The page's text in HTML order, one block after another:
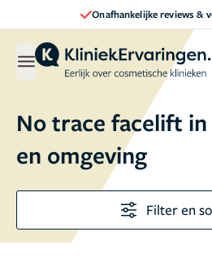
Onafhankelijke reviews &
No trace facelift in
en omgeving
Filter en